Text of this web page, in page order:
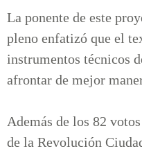
La ponente de este
pleno enfatizó que el
instrumentos técnicos
afrontar de mejor
Además de los 82
de la Revolución